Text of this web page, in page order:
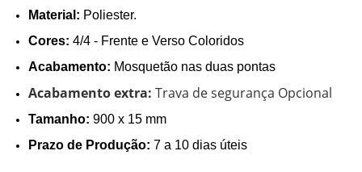
Material: Poliester.
Cores: 4/4 - Frente e Verso Coloridos
Acabamento: Mosquetão nas duas pontas
Acabamento extra: Trava de segurança Opcional
Tamanho: 900 x 15 mm
Prazo de Produção: 7 a 10 dias úteis